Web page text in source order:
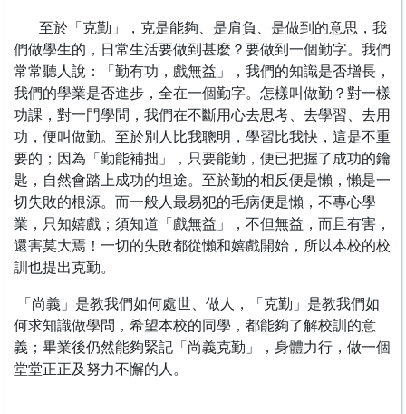
至於「克勤」，克是能夠、是肩負、是做到的意思，我
們做學生的，日常生活要做到甚麼？要做到一個勤字。我們
常常聽人說：「勤有功，戲無益」，我們的知識是否增長，
我們的學業是否進步，全在一個勤字。怎樣叫做勤？對一樣
功課，對一門學問，我們在不斷用心去思考、去學習、去用
功，便叫做勤。至於別人比我聰明，學習比我快，這是不重
要的；因為「勤能補拙」，只要能勤，便已把握了成功的鑰
匙，自然會踏上成功的坦途。至於勤的相反便是懶，懶是一
切失敗的根源。而一般人最易犯的毛病便是懶，不專心學
業，只知嬉戲；須知道「戲無益」，不但無益，而且有害，
還害莫大焉！一切的失敗都從懶和嬉戲開始，所以本校的校
訓也提出克勤。
「尚義」是教我們如何處世、做人，「克勤」是教我們如
何求知識做學問，希望本校的同學，都能夠了解校訓的意
義；畢業後仍然能夠緊記「尚義克勤」，身體力行，做一個
堂堂正正及努力不懈的人。